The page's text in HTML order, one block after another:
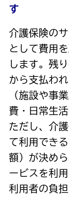
す
介護保険の
として費用
します。残
から支払われ
（施設や事
費・日常生
ただし、介
て利用でき
額）が決め
ービスを利
利用者の負担